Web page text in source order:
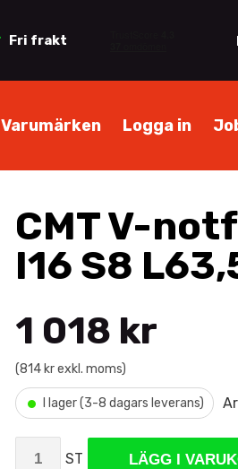
Fri frakt
Varumärken Logga in
CMT V-
I16 S8
1 018 kr
(814 kr exkl. moms)
• I lager (3-8 dagars leverans)
ST LÄGG I